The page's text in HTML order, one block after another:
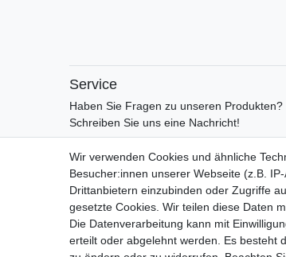
Service
Haben Sie Fragen zu unseren Produkten?
Schreiben Sie uns eine Nachricht!
Wir verwenden Cookies und ähnliche
Besucher:innen unserer Webseite (z.B.
Drittanbietern einzubinden oder Zugriffe
gesetzte Cookies. Wir teilen diese Daten
Die Datenverarbeitung kann mit
erteilt oder abgelehnt werden. Es besteht